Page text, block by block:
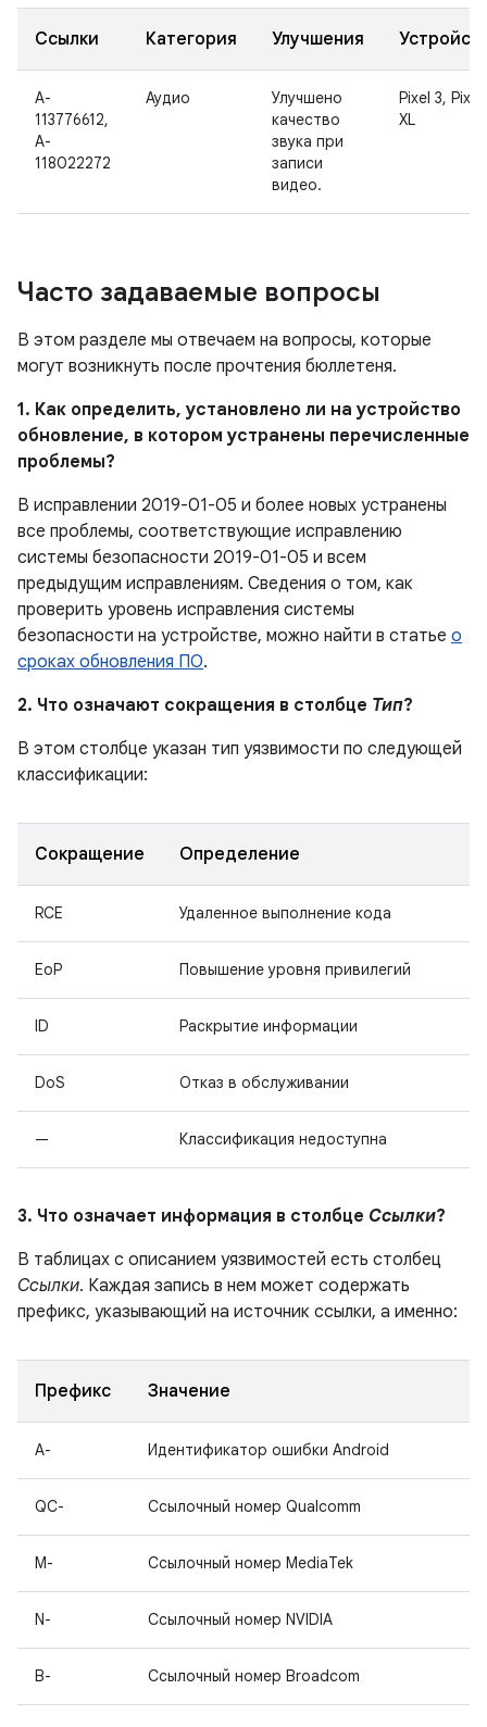
Ссылки Категория Улучшения
A-
113776612,
A-
118022272
Аудио
Улучшено
качество
звука при
записи
видео.
Pixel 3, Pixel
XL
Часто задаваемые вопросы
В этом разделе мы отвечаем на вопросы, которые
могут возникнуть после прочтения бюллетеня.
1. Как определить, установлено ли на устройство
обновление, в котором устранены перечисленные
проблемы?
В исправлении 2019-01-05 и более новых устранены
все проблемы, соответствующие исправлению
системы безопасности 2019-01-05 и всем
предыдущим исправлениям. Сведения о том, как
проверить уровень исправления системы
безопасности на устройстве, можно найти в статье о
сроках обновления ПО.
2. Что означают сокращения в столбце Тип?
В этом столбце указан тип уязвимости по следующей
классификации:
Сокращение Определение
RCE Удаленное выполнение кода
EoP Повышение уровня привилегий
ID Раскрытие информации
DoS Отказ в обслуживании
— Классификация недоступна
3. Что означает информация в столбце Ссылки?
В таблицах с описанием уязвимостей есть столбец
Ссылки. Каждая запись в нем может содержать
префикс, указывающий на источник ссылки, а именно:
Префикс Значение
A- Идентификатор ошибки Android
QC- Ссылочный номер Qualcomm
M- Ссылочный номер MediaTek
N- Ссылочный номер NVIDIA
B- Ссылочный номер Broadcom